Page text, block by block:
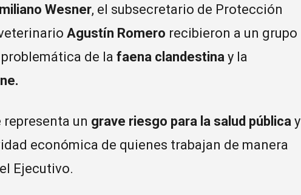
Wesner, el subsecretario de Protección
Agustín Romero recibieron a un grupo
de la faena clandestina y la
un grave riesgo para la salud pública y
económica de quienes trabajan de manera
Ejecutivo.